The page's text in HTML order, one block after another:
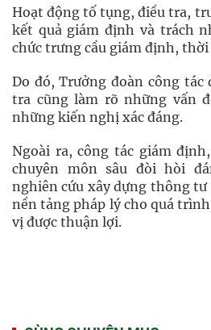
Hoạt động tố tụng, điều tra,
kết quả giám định và trách
chức trưng cầu giám định,
Do đó, Trưởng đoàn công
tra cũng làm rõ những vấn
những kiến nghị xác đáng.
Ngoài ra, công tác giám
chuyên môn sâu đòi hòi
nghiên cứu xây dựng thông tư
nền tảng pháp lý cho quá
vị được thuận lợi.